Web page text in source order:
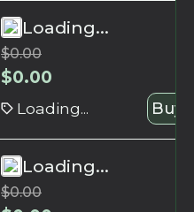
Loading...
$0.00
$0.00
Loading... Buy
Loading...
$0.00